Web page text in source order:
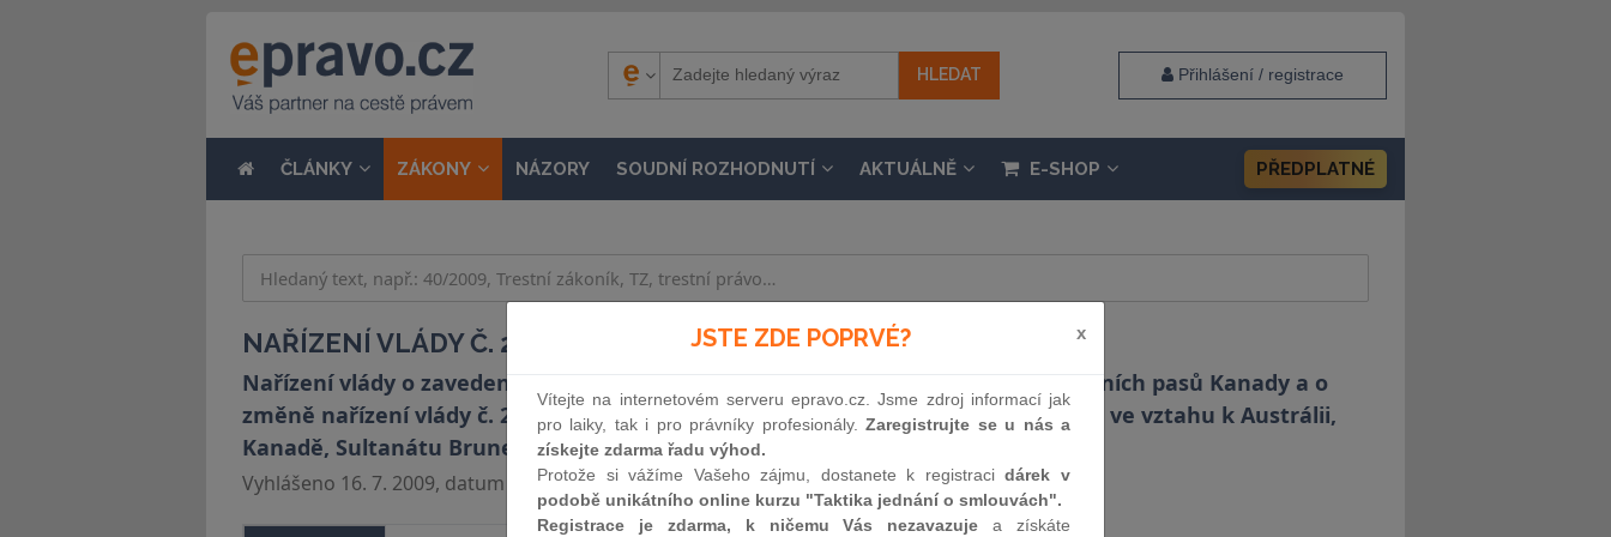
Přihlášení / registrace
ČLÁNKY ZÁKONY NÁZORY SOUDNÍ ROZHODNUTÍ AKTUÁLNĚ E-SHOP PŘEDPLATNÉ
NAŘÍZENÍ VLÁDY Č. 224/2009 SB.
Nařízení vlády o zavedení vízové povinnosti pro držitele diplomatických a služebních pasů Kanady a o
změně nařízení vlády č. 272/2004 Sb., o jednostranném zrušení vízové povinnosti ve vztahu k Austrálii,
Kanadě, Sultanátu Brunei a Spojeným státům americkým
Vyhlášeno 16. 7. 2009, datum účinnosti 14. 2. 2014 – 17. 7. 2017, částka 67 / 2009
JSTE ZDE POPRVÉ? x
Vítejte na internetovém serveru epravo.cz. Jsme zdroj informací jak
pro laiky, tak i pro právníky profesionály.Zaregistrujte se u nás a
získejte zdarma řadu výhod.
Protože si vážíme Vašeho zájmu, dostanete k registracidárek v
podobě unikátního online kurzu "Taktika jednání o smlouvách".
Registrace je zdarma, k ničemu Vás nezavazuje a získáte